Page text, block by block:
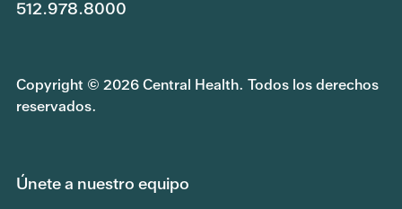
512.978.8000
Copyright © 2026 Central Health. Todos los derechos
reservados.
Únete a nuestro equipo